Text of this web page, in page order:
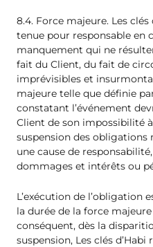
8.4. Force majeure. Les
tenue pour responsable en
manquement qui ne
fait du Client, du fait de
imprévisibles et
majeure telle que définie
constatant l’événement
Client de son impossibilité
suspension des obligations
une cause de
dommages et intérêts ou
L’exécution de l’obligation
la durée de la force
conséquent, dès la
suspension, Les clés